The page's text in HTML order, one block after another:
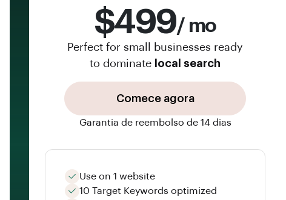
$499/ mo
Perfect for small businesses ready
to dominate
local search
Comece agora
Garantia de reembolso de 14 dias
Use on 1 website
10 Target Keywords optimized